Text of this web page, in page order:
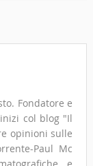
Fondatore e
col blog "Il
opinioni sulle
Paul Mc